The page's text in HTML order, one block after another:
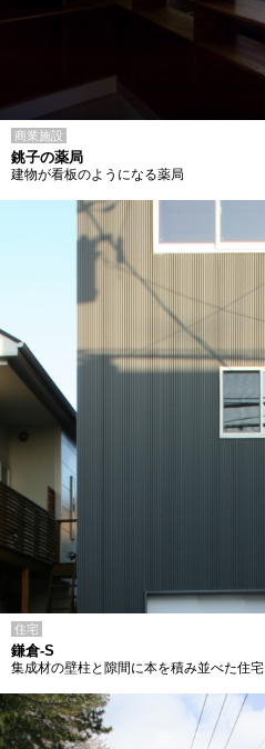
商業施設
銚子の薬局
建物が看板のようになる薬局
住宅
鎌倉-S
集成材の壁柱と隙間に本を積み並べた住宅